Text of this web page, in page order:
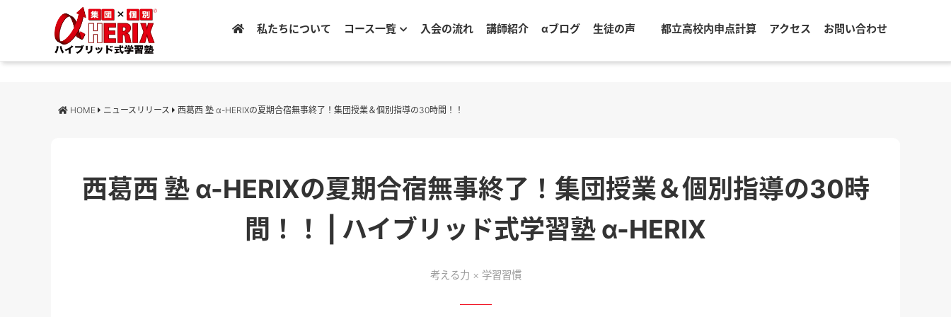
私たちについて コース一覧 入会の流れ 講師紹介 αブログ 生徒の声 都立高校内申点計算 アクセス お問い合わせ
HOME ニュースリリース 西葛西 塾 α-HERIXの夏期合宿無事終了！集団授業＆個別指導の30時間！！
西葛西 塾 α-HERIXの夏期合宿無事終了！集団授業＆個別指導の30時
間！！ | ハイブリッド式学習塾 α-HERIX
考える力 × 学習習慣